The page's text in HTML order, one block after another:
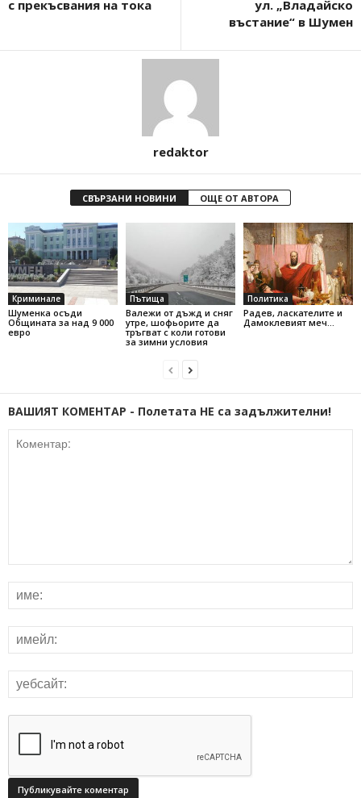
с прекъсвания на тока
ул. „Владайско
въстание“ в Шумен
redaktor
СВЪРЗАНИ НОВИНИ ОЩЕ ОТ АВТОРА
Криминале
Шуменка осъди
Общината за над 9 000
евро
Пътища
Валежи от дъжд и сняг
утре, шофьорите да
тръгват с коли готови
за зимни условия
Политика
Радев, ласкателите и
Дамоклевият меч…
ВАШИЯТ КОМЕНТАР - Полетата НЕ са задължителни!